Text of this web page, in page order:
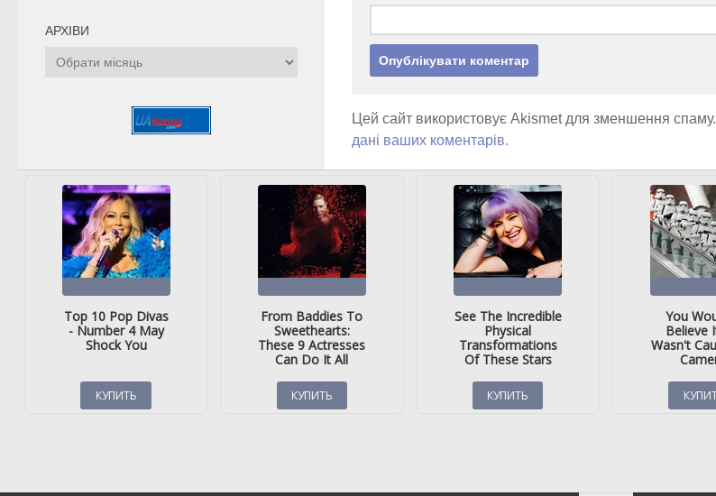
Цей сайт використовує Akismet для зменшення спаму.
дані ваших коментарів.
АРХІВИ
Архіви